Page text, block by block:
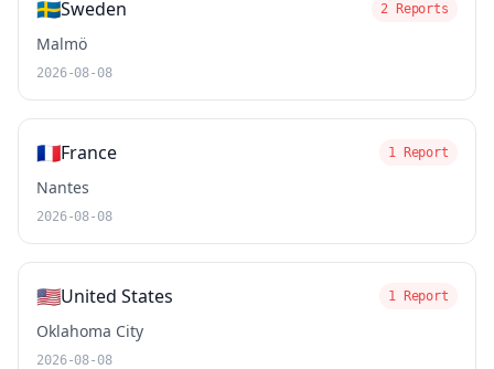
🇸🇪Sweden 2 Reports
Malmö
2026-08-08
🇫🇷France 1 Report
Nantes
2026-08-08
🇺🇸United States 1 Report
Oklahoma City
2026-08-08